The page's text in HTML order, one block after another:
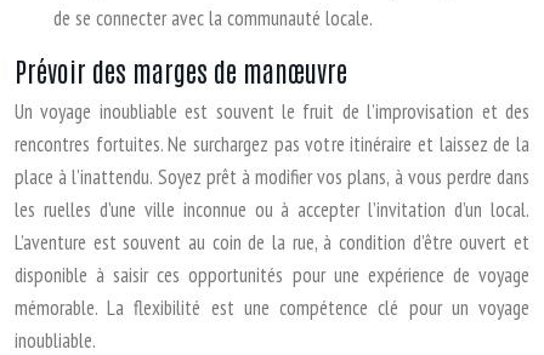
de se connecter avec la communauté locale.
Prévoir des marges de manœuvre
Un voyage inoubliable est souvent le fruit de l’improvisation et des
rencontres fortuites. Ne surchargez pas votre itinéraire et laissez de la
place à l’inattendu. Soyez prêt à modifier vos plans, à vous perdre dans
les ruelles d’une ville inconnue ou à accepter l’invitation d’un local.
L’aventure est souvent au coin de la rue, à condition d’être ouvert et
disponible à saisir ces opportunités pour une expérience de voyage
mémorable. La flexibilité est une compétence clé pour un voyage
inoubliable.